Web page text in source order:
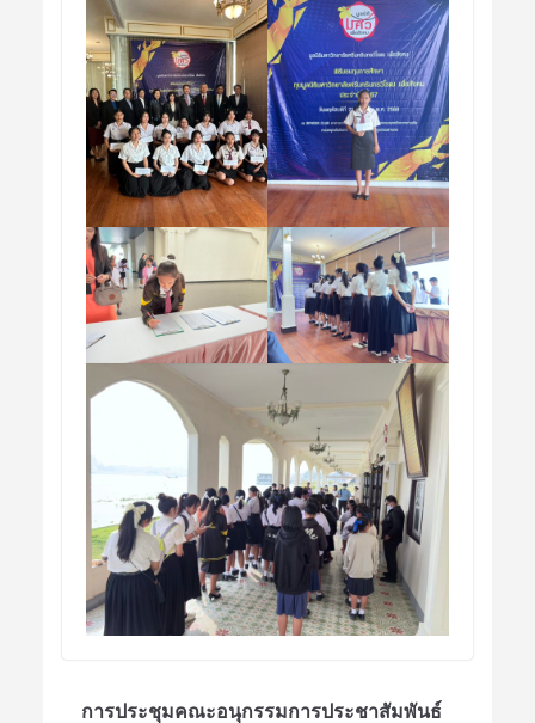
การประชุมคณะอนุกรรมการประชาสัมพันธ์